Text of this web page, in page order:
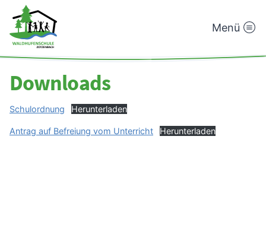
Waldhufenschule
Menü
Downloads
Schulordnung Herunterladen
Antrag auf Befreiung vom Unterricht Herunterladen